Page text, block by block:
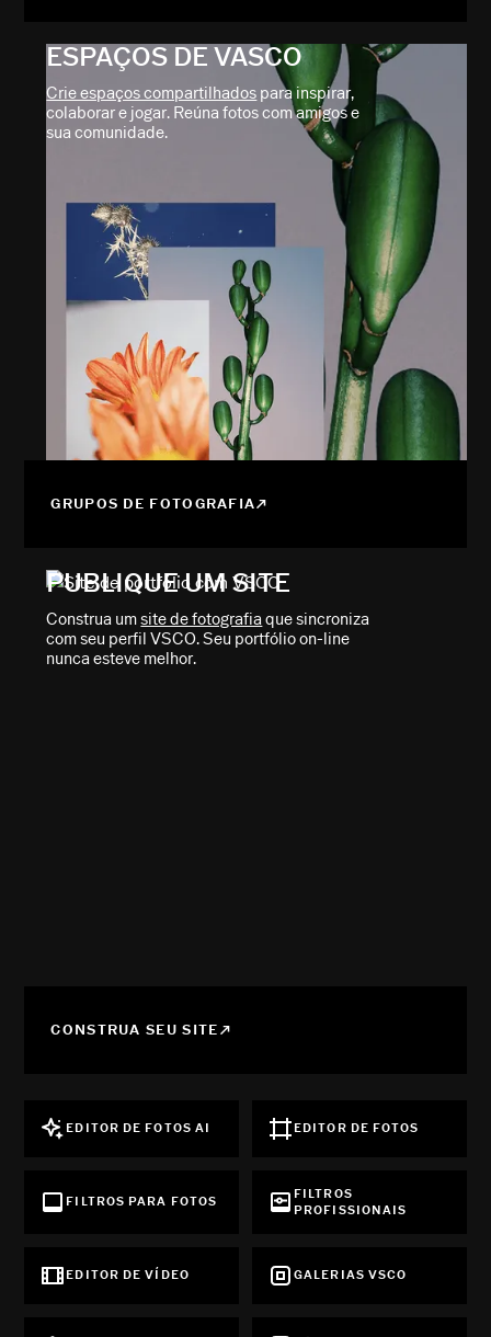
ESPAÇOS DE VASCO
Crie espaços compartilhados para inspirar,
colaborar e jogar. Reúna fotos com amigos e
sua comunidade.
GRUPOS DE FOTOGRAFIA
PUBLIQUE UM SITE
Construa umsite de fotografiaque sincroniza
com seu perfil VSCO. Seu portfólio on-line
nunca esteve melhor.
CONSTRUA SEU SITE
EDITOR DE FOTOS AI EDITOR DE FOTOS
FILTROS PARA FOTOS
FILTROS
PROFISSIONAIS
EDITOR DE VÍDEO GALERIAS VSCO